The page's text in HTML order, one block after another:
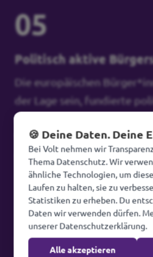
05
Politisch aktive
Die europäischen
der Lage sein, fundierte
Entscheidungen zu treffen,
Wahlen hinaus Einfluss auf
und ihre demokratischen
+1
EU Reform
🍪 Deine Daten. Deine
Bei Volt nehmen wir
Thema Datenschutz. Wir
ähnliche Technologien, um
Laufen zu halten, sie zu
Statistiken zu erheben. Du
Daten wir verwenden dürfen.
unserer Datenschutzerklärung.
Alle akzeptieren